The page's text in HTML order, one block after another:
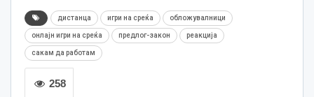
дистанца игри на среќа обложувалници
онлајн игри на среќа предлог-закон реакција
сакам да работам
258